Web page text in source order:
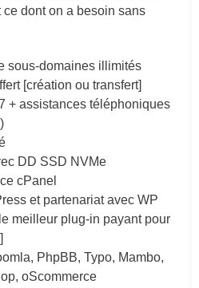
dont on a besoin sans
sous-domaines illimités
[création ou transfert]
+ assistances téléphoniques
DD SSD NVMe
cPanel
et partenariat avec WP
meilleur plug-in payant pour
PhpBB, Typo, Mambo,
oScommerce